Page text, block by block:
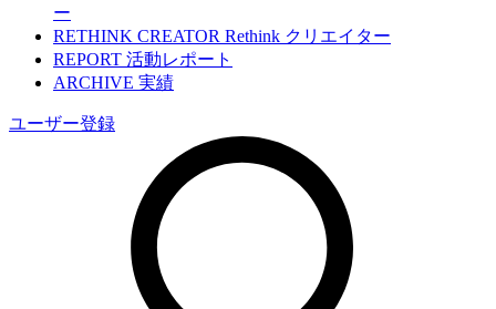
ー
RETHINK CREATOR Rethink クリエイター
REPORT 活動レポート
ARCHIVE 実績
ユーザー登録